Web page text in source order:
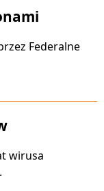
Federalne
wirusa